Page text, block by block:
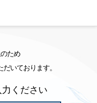
ため
いております。
ください